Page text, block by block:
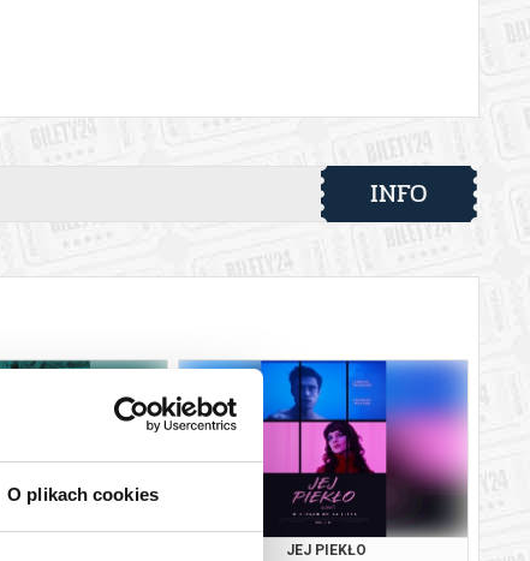
O plikach cookies
INFO
JEJ PIEKŁO